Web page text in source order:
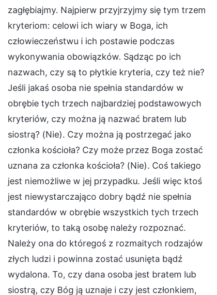
zagłębiajmy. Najpierw przyjrzyjmy się tym trzem
kryteriom: celowi ich wiary w Boga, ich
człowieczeństwu i ich postawie podczas
wykonywania obowiązków. Sądząc po ich
nazwach, czy są to płytkie kryteria, czy też nie?
Jeśli jakaś osoba nie spełnia standardów w
obrębie tych trzech najbardziej podstawowych
kryteriów, czy można ją nazwać bratem lub
siostrą? (Nie). Czy można ją postrzegać jako
członka kościoła? Czy może przez Boga zostać
uznana za członka kościoła? (Nie). Coś takiego
jest niemożliwe w jej przypadku. Jeśli więc ktoś
jest niewystarczająco dobry bądź nie spełnia
standardów w obrębie wszystkich tych trzech
kryteriów, to taką osobę należy rozpoznać.
Należy ona do któregoś z rozmaitych rodzajów
złych ludzi i powinna zostać usunięta bądź
wydalona. To, czy dana osoba jest bratem lub
siostrą, czy Bóg ją uznaje i czy jest członkiem,